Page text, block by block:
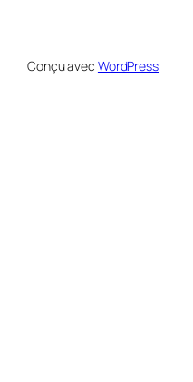
Conçu avec WordPress